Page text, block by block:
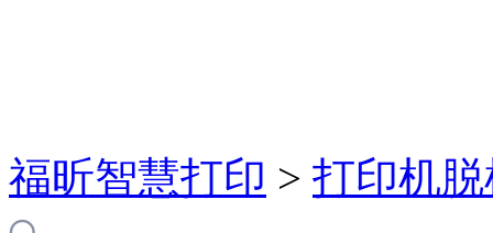
福昕智慧打印 > 打印机